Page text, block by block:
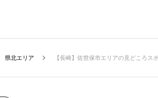
県北エリア 【長崎】佐世保市エリアの見どころス